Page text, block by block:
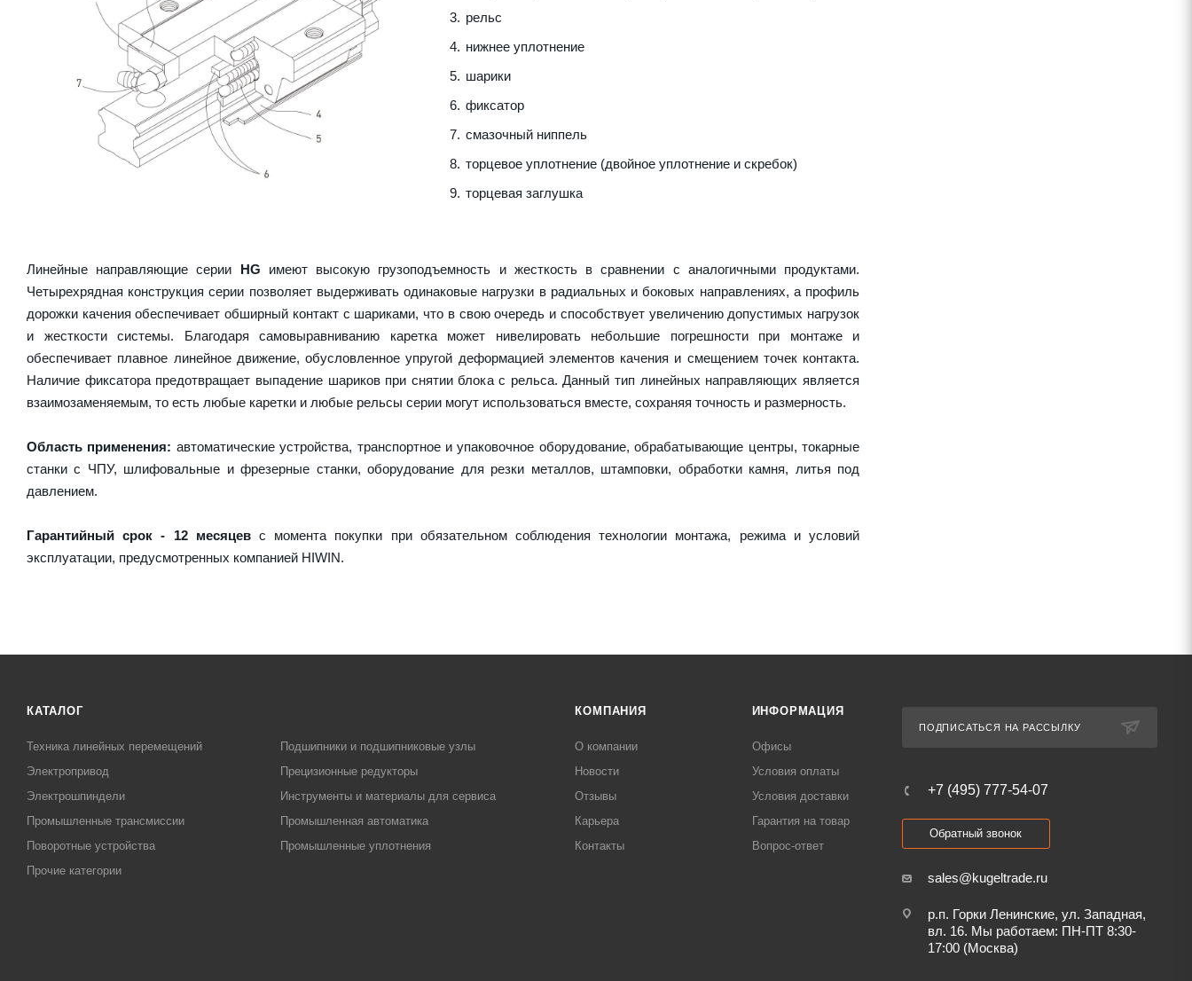
рельс
нижнее уплотнение
шарики
фиксатор
смазочный ниппель
торцевое уплотнение (двойное уплотнение и скребок)
торцевая заглушка
Линейные направляющие серии HG имеют высокую грузоподъемность и жесткость в сравнении с аналогичными продуктами.
Четырехрядная конструкция серии позволяет выдерживать одинаковые нагрузки в радиальных и боковых направлениях, а профиль
дорожки качения обеспечивает обширный контакт с шариками, что в свою очередь и способствует увеличению допустимых нагрузок
и жесткости системы. Благодаря самовыравниванию каретка может нивелировать небольшие погрешности при монтаже и
обеспечивает плавное линейное движение, обусловленное упругой деформацией элементов качения и смещением точек контакта.
Наличие фиксатора предотвращает выпадение шариков при снятии блока с рельса. Данный тип линейных направляющих является
взаимозаменяемым, то есть любые каретки и любые рельсы серии могут использоваться вместе, сохраняя точность и размерность.
Область применения: автоматические устройства, транспортное и упаковочное оборудование, обрабатывающие центры, токарные
станки с ЧПУ, шлифовальные и фрезерные станки, оборудование для резки металлов, штамповки, обработки камня, литья под
давлением.
Гарантийный срок - 12 месяцевс момента покупки при обязательном соблюдения технологии монтажа, режима и условий
эксплуатации, предусмотренных компанией HIWIN.
КАТАЛОГ
Техника линейных перемещений
Подшипники и подшипниковые узлы
Электропривод
Прецизионные редукторы
Электрошпиндели
Инструменты и материалы для сервиса
Промышленные трансмиссии
Промышленная автоматика
Поворотные устройства
Промышленные уплотнения
Прочие категории
КОМПАНИЯ
О компании
Новости
Отзывы
Карьера
Контакты
ИНФОРМАЦИЯ
Офисы
Условия оплаты
Условия доставки
Гарантия на товар
Вопрос-ответ
ПОДПИСАТЬСЯ НА РАССЫЛКУ
+7 (495) 777-54-07
Обратный звонок
sales@kugeltrade.ru
р.п. Горки Ленинские, ул. Западная,
вл. 16. Мы работаем: ПН-ПТ 8:30-
17:00 (Москва)